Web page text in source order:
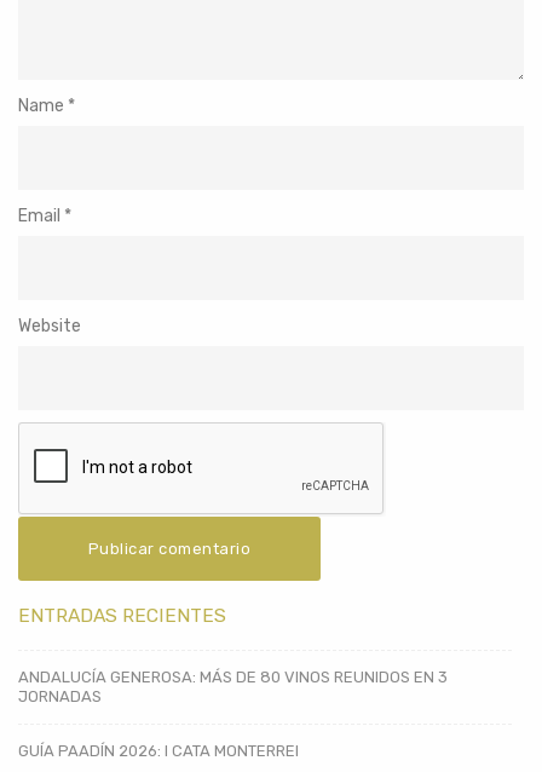
Name *
Email *
Website
ENTRADAS RECIENTES
ANDALUCÍA GENEROSA: MÁS DE 80 VINOS REUNIDOS EN 3
JORNADAS
GUÍA PAADÍN 2026: I CATA MONTERREI